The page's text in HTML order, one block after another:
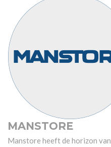
MANSTORE
Manstore heeft de horizon van